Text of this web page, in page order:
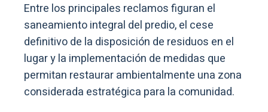
Entre los principales reclamos figuran el
saneamiento integral del predio, el cese
definitivo de la disposición de residuos en el
lugar y la implementación de medidas que
permitan restaurar ambientalmente una zona
considerada estratégica para la comunidad.